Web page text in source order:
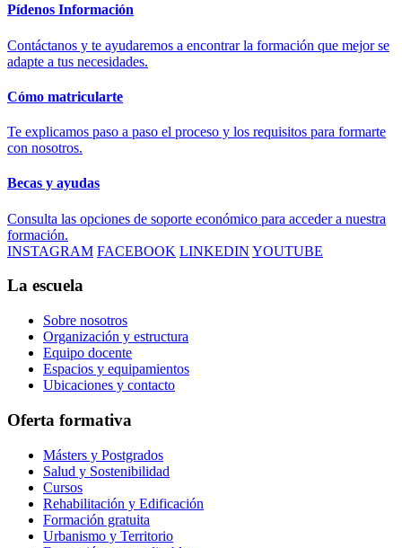
Pídenos Información
Contáctanos y te ayudaremos a encontrar la formación que mejor se
adapte a tus necesidades.
Cómo matricularte
Te explicamos paso a paso el proceso y los requisitos para formarte
con nosotros.
Becas y ayudas
Consulta las opciones de soporte económico para acceder a nuestra
formación.
INSTAGRAM FACEBOOK LINKEDIN YOUTUBE
La escuela
Sobre nosotros
Organización y estructura
Equipo docente
Espacios y equipamientos
Ubicaciones y contacto
Oferta formativa
Másters y Postgrados
Salud y Sostenibilidad
Cursos
Rehabilitación y Edificación
Formación gratuita
Urbanismo y Territorio